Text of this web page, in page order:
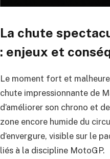
La chute
: enjeux et
Le moment fort et
chute impressionnante de
d’améliorer son chrono et
zone encore humide du
d’envergure, visible sur le
liés à la discipline MotoGP.